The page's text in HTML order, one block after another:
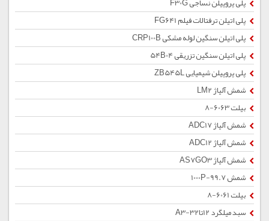
پلی اتیلن ترفتالات فیلم FG641
پلی اتیلن سنگین لوله مشکی CRP100B
پلی اتیلن سنگین تزریقی 54B04
پلی پروپیلن شیمیایی ZB545L
شمش آلیاژ LM2
بیلت 6063-8
شمش آلیاژ ADC17
شمش آلیاژ ADC12
شمش آلیاژ AS7GO3
شمش 1000P-99.7
بیلت 6061-8
سبد میلگرد 12تا32-A3